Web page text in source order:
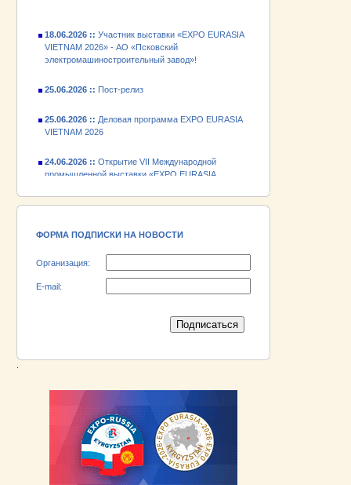
VIETNAM 2026» - АО «Псковский
электромашиностроительный завод»!
VIETNAM 2026
промышленной выставки «EXPO EURASIA
VIETNAM 2026»
ФОРМА ПОДПИСКИ НА НОВОСТИ
Организация:
E-mail: